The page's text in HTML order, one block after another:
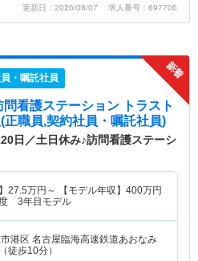
更新日：2026/08/07 求人番号：697706
・嘱託社員
看護ステーション トラスト
正職員,契約社員・嘱託社員)
日／土日休み♪訪問看護ステーシ
27.5万円～ 【モデル年収】 400万円
3年目モデル
港区 名古屋臨海高速鉄道あおなみ
徒歩10分）